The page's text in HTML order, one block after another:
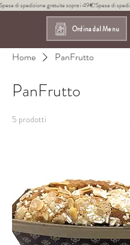
Spese di spedizione gratuite sopra i 49€!
Ordina dal Menu
Home PanFrutto
PanFrutto
5 prodotti